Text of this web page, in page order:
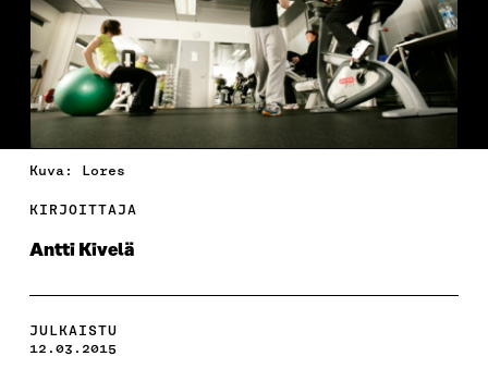
Kuva: Lores
KIRJOITTAJA
Antti Kivelä
JULKAISTU
12.03.2015